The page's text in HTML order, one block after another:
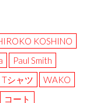
KOSHINO
Paul Smith
Tシャツ
WAKO
コート